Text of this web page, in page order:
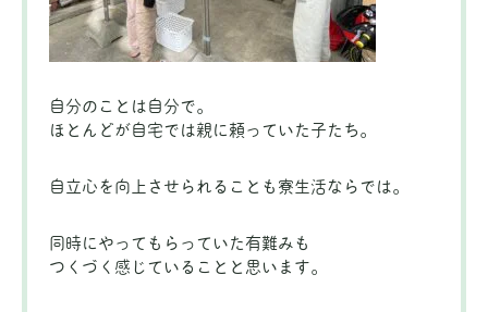
自分のことは自分で。
ほとんどが自宅では親に頼っていた子たち。
自立心を向上させられることも寮生活ならでは。
同時にやってもらっていた有難みも
つくづく感じていることと思います。